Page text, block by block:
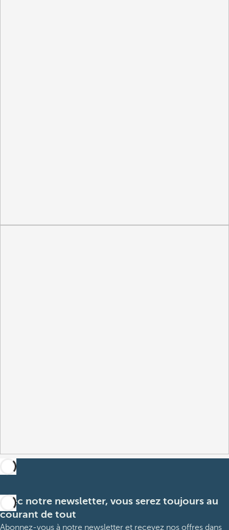
Avec notre newsletter, vous serez toujours au
courant de tout
Abonnez-vous à notre newsletter et recevez nos offres dans